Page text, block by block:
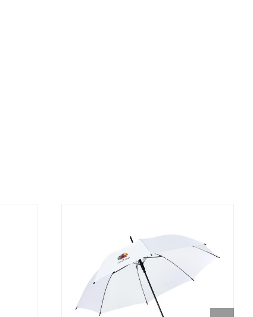
DETALJI